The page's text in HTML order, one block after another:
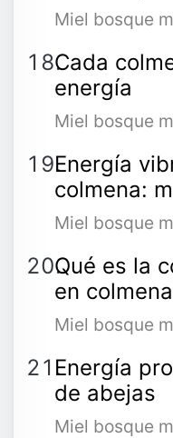
Miel bosque
Cada
energía
Miel bosque
Energía
colmena:
Miel bosque
Qué es la
en
Miel bosque
Energía
de abejas
Miel bosque